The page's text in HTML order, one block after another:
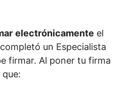
electrónicamente el
un Especialista
firmar. Al poner tu firma